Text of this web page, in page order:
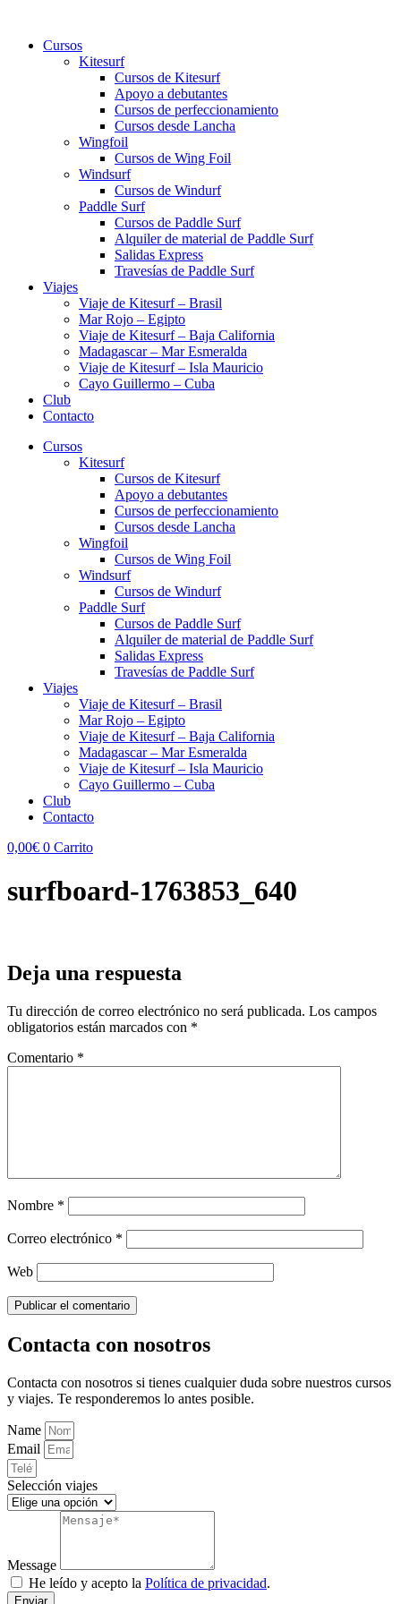
contenidoCursos
Kitesurf
Cursos de Kitesurf
Apoyo a debutantes
Cursos de perfeccionamiento
Cursos desde Lancha
Wingfoil
Cursos de Wing Foil
Windsurf
Cursos de Windurf
Paddle Surf
Cursos de Paddle Surf
Alquiler de material de Paddle Surf
Salidas Express
Travesías de Paddle Surf
Viajes
Viaje de Kitesurf – Brasil
Mar Rojo – Egipto
Viaje de Kitesurf – Baja California
Madagascar – Mar Esmeralda
Viaje de Kitesurf – Isla Mauricio
Cayo Guillermo – Cuba
Club
Contacto
Cursos
Kitesurf
Cursos de Kitesurf
Apoyo a debutantes
Cursos de perfeccionamiento
Cursos desde Lancha
Wingfoil
Cursos de Wing Foil
Windsurf
Cursos de Windurf
Paddle Surf
Cursos de Paddle Surf
Alquiler de material de Paddle Surf
Salidas Express
Travesías de Paddle Surf
Viajes
Viaje de Kitesurf – Brasil
Mar Rojo – Egipto
Viaje de Kitesurf – Baja California
Madagascar – Mar Esmeralda
Viaje de Kitesurf – Isla Mauricio
Cayo Guillermo – Cuba
Club
Contacto
0,00€ 0 Carrito
surfboard-1763853_640
Deja una respuesta
Tu dirección de correo electrónico no será publicada. Los campos
obligatorios están marcados con *
Comentario *
Nombre *
Correo electrónico *
Web
Contacta con nosotros
Contacta con nosotros si tienes cualquier duda sobre nuestros cursos
y viajes. Te responderemos lo antes posible.
Name
Email
Selección viajes
Message
He leído y acepto la Política de privacidad.
Enviar